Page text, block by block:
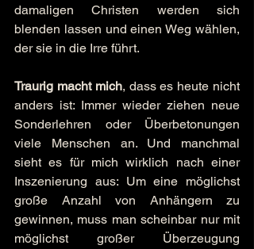
damaligen Christen werden sich
blenden lassen und einen Weg wählen,
der sie in die Irre führt.
Traurig macht mich, dass es heute nicht
anders ist: Immer wieder ziehen neue
Sonderlehren oder Überbetonungen
viele Menschen an. Und manchmal
sieht es für mich wirklich nach einer
Inszenierung aus: Um eine möglichst
große Anzahl von Anhängern zu
gewinnen, muss man scheinbar nur mit
möglichst großer Überzeugung